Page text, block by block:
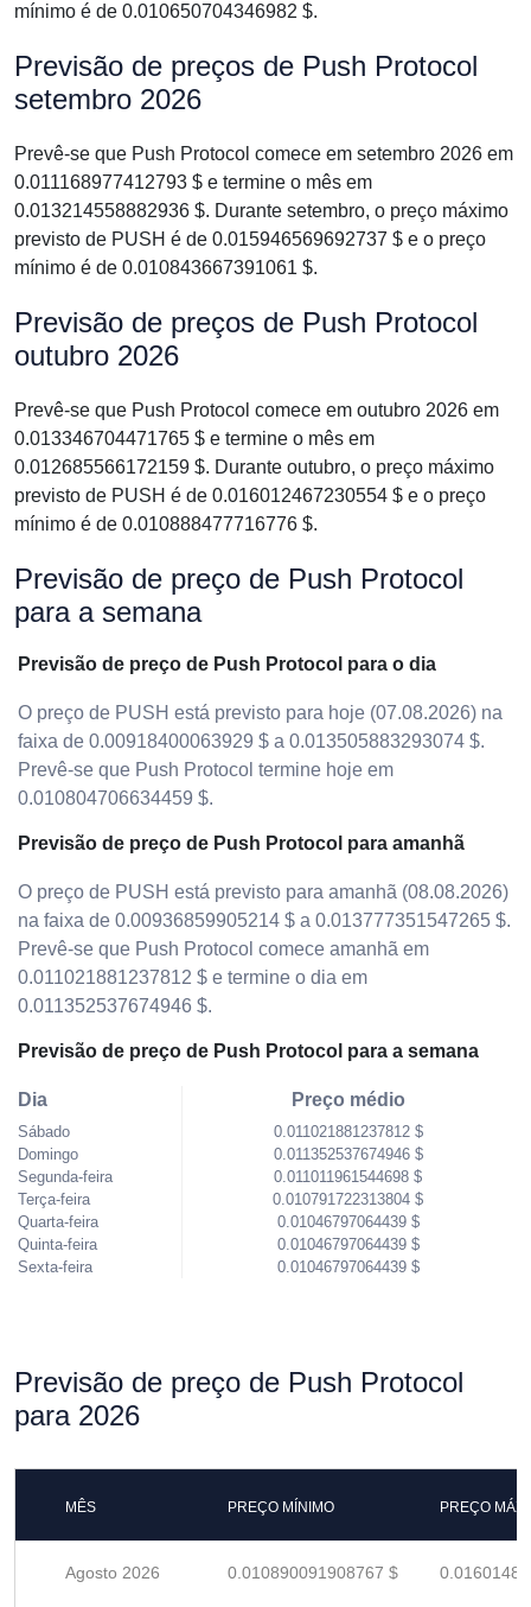
mínimo é de 0.010650704346982 $.
Previsão de preços de Push Protocol
setembro 2026
Prevê-se que Push Protocol comece em setembro 2026 em
0.011168977412793 $ e termine o mês em
0.013214558882936 $. Durante setembro, o preço máximo
previsto de PUSH é de 0.015946569692737 $ e o preço
mínimo é de 0.010843667391061 $.
Previsão de preços de Push Protocol
outubro 2026
Prevê-se que Push Protocol comece em outubro 2026 em
0.013346704471765 $ e termine o mês em
0.012685566172159 $. Durante outubro, o preço máximo
previsto de PUSH é de 0.016012467230554 $ e o preço
mínimo é de 0.010888477716776 $.
Previsão de preço de Push Protocol
para a semana
Previsão de preço de Push Protocol para o dia
O preço de PUSH está previsto para hoje (07.08.2026) na
faixa de 0.00918400063929 $ a 0.013505883293074 $.
Prevê-se que Push Protocol termine hoje em
0.010804706634459 $.
Previsão de preço de Push Protocol para amanhã
O preço de PUSH está previsto para amanhã (08.08.2026)
na faixa de 0.00936859905214 $ a 0.013777351547265 $.
Prevê-se que Push Protocol comece amanhã em
0.011021881237812 $ e termine o dia em
0.011352537674946 $.
Previsão de preço de Push Protocol para a semana
Dia
Sábado
Domingo
Segunda-feira
Terça-feira
Quarta-feira
Quinta-feira
Sexta-feira
Preço médio
0.011021881237812 $
0.011352537674946 $
0.011011961544698 $
0.010791722313804 $
0.01046797064439 $
0.01046797064439 $
0.01046797064439 $
Previsão de preço de Push Protocol
para 2026
MÊS PREÇO MÍNIMO PREÇO
Agosto 2026 0.010890091908767 $